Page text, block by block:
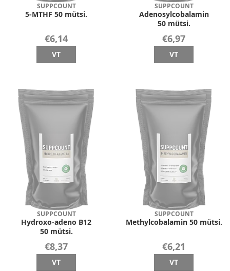
SUPPCOUNT
5-MTHF 50 mütsi.
€6,14
VT
SUPPCOUNT
Adenosylcobalamin
50 mütsi.
€6,97
VT
SUPPCOUNT
Hydroxo-adeno B12
50 mütsi.
€8,37
VT
SUPPCOUNT
Methylcobalamin 50 mütsi.
€6,21
VT